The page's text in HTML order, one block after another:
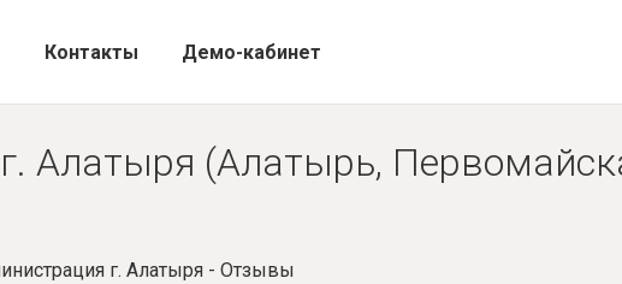
Контакты Демо-кабинет
Алатыря (Алатырь,
г. Алатыря - Отзывы